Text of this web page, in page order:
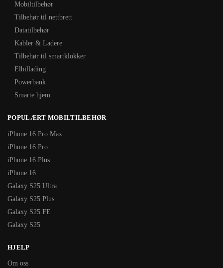
Mobiltilbehør
Tilbehør til nettbrett
Datatilbehør
Kabler & Ladere
Tilbehør til smartklokker
Elbillading
Powerbank
Smarte hjem
POPULÆRT MOBILTILBEHØR
iPhone 16 Pro Max
iPhone 16 Pro
iPhone 16 Plus
iPhone 16
Galaxy S25 Ultra
Galaxy S25 Plus
Galaxy S25 FE
Galaxy S25
HJELP
Om oss